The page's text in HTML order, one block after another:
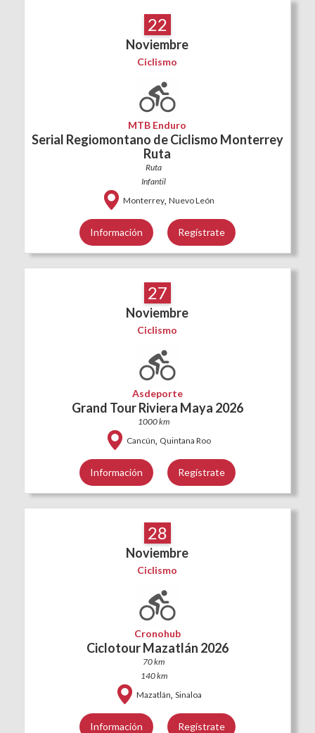
22
Noviembre
Ciclismo
MTB Enduro
Serial Regiomontano de Ciclismo Monterrey
Ruta
Ruta
Infantil
Monterrey, Nuevo León
Información Regístrate
27
Noviembre
Ciclismo
Asdeporte
Grand Tour Riviera Maya 2026
1000 km
Cancún, Quintana Roo
Información Regístrate
28
Noviembre
Ciclismo
Cronohub
Ciclotour Mazatlán 2026
70 km
140 km
Mazatlán, Sinaloa
Información Regístrate